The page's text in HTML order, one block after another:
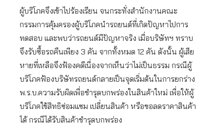
ผู้บริโภคจึงเข้าไปร้องเรียน จนกระทั่งสำนักงานคณะ
กรรมการคุ้มครองผู้บริโภคนำรถยนต์ที่เกิดปัญหาไปการ
ทดสอบ และพบว่ารถยนต์มีปัญหาจริง เมื่อบริษัทฯ ทราบ
จึงรับซื้อรถคืนเพียง 3 คัน จากทั้งหมด 12 คัน ดังนั้น ผู้เสีย
หายที่เหลือจึงฟ้องคดีเนื่องจากเห็นว่าไม่เป็นธรรม กรณีผู้
บริโภคฟ้องบริษัทรถยนต์กลายเป็นจุดเริ่มต้นในการยกร่าง
พ.ร.บ.ความรับผิดเพื่อชำรุดบกพร่องในสินค้าใหม่ เพื่อให้ผู้
บริโภคใช้สิทธิซ่อมแซม เปลี่ยนสินค้า หรือขอลดราคาสินค้า
ได้ กรณีได้รับสินค้าชำรุดบกพร่อง